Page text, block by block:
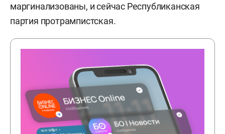
маргинализованы, и сейчас Республиканская
партия протрампистская.